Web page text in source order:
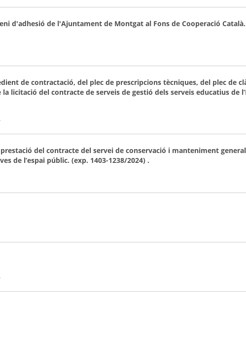
d'adhesió de l'Ajuntament de Montgat al Fons de Cooperació
de contractació, del plec de prescripcions tècniques, del plec de
licitació del contracte de serveis de gestió dels serveis educatius de
del contracte del servei de conservació i manteniment
de l’espai públic. (exp. 1403-1238/2024) .